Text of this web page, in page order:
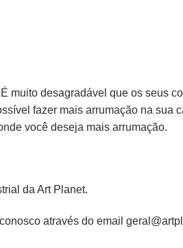
muito desagradável que os seus
fazer mais arrumação na sua
você deseja mais arrumação.
da Art Planet.
através do email